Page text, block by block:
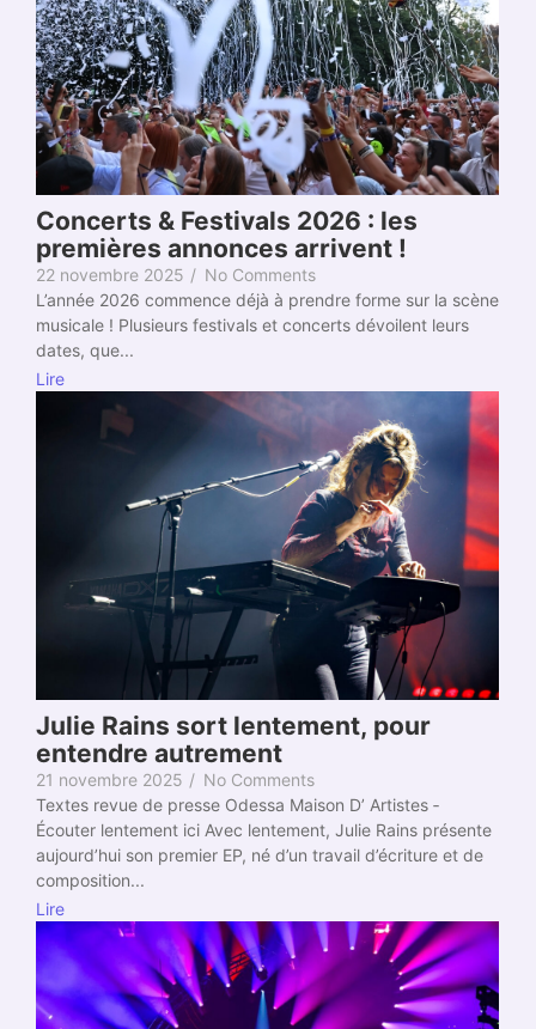
Concerts & Festivals 2026 : les
premières annonces arrivent !
22 novembre 2025 / No Comments
L’année 2026 commence déjà à prendre forme sur la scène
musicale ! Plusieurs festivals et concerts dévoilent leurs
dates, que...
Lire
Julie Rains sort lentement, pour
entendre autrement
21 novembre 2025 / No Comments
Textes revue de presse Odessa Maison D’ Artistes ­
Écouter lentement ici­ Avec lentement, Julie Rains présente
aujourd’hui son premier EP, né d’un travail d’écriture et de
composition...
Lire